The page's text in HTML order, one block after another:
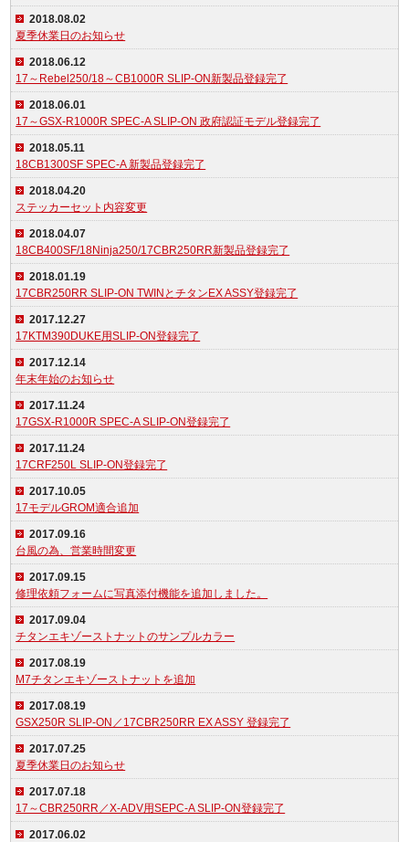
2018.08.02
夏季休業日のお知らせ
2018.06.12
17～Rebel250/18～CB1000R SLIP-ON新製品登録完了
2018.06.01
17～GSX-R1000R SPEC-A SLIP-ON 政府認証モデル登録完了
2018.05.11
18CB1300SF SPEC-A 新製品登録完了
2018.04.20
ステッカーセット内容変更
2018.04.07
18CB400SF/18Ninja250/17CBR250RR新製品登録完了
2018.01.19
17CBR250RR SLIP-ON TWINとチタンEX ASSY登録完了
2017.12.27
17KTM390DUKE用SLIP-ON登録完了
2017.12.14
年末年始のお知らせ
2017.11.24
17GSX-R1000R SPEC-A SLIP-ON登録完了
2017.11.24
17CRF250L SLIP-ON登録完了
2017.10.05
17モデルGROM適合追加
2017.09.16
台風の為、営業時間変更
2017.09.15
修理依頼フォームに写真添付機能を追加しました。
2017.09.04
チタンエキゾーストナットのサンプルカラー
2017.08.19
M7チタンエキゾーストナットを追加
2017.08.19
GSX250R SLIP-ON／17CBR250RR EX ASSY 登録完了
2017.07.25
夏季休業日のお知らせ
2017.07.18
17～CBR250RR／X-ADV用SEPC-A SLIP-ON登録完了
2017.06.02